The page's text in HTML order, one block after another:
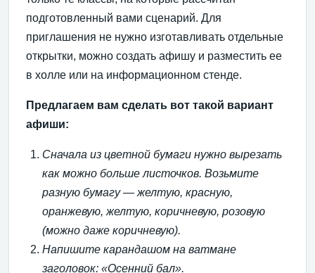
подготовленный вами сценарий. Для
приглашения не нужно изготавливать отдельные
открытки, можно создать афишу и разместить ее
в холле или на информационном стенде.
Предлагаем вам сделать вот такой вариант
афиши:
Сначала из цветной бумаги нужно вырезать
как можно больше листочков. Возьмите
разную бумагу — желтую, красную,
оранжевую, желтую, коричневую, розовую
(можно даже коричневую).
Напишите карандашом на ватмане
заголовок: «Осенний бал».